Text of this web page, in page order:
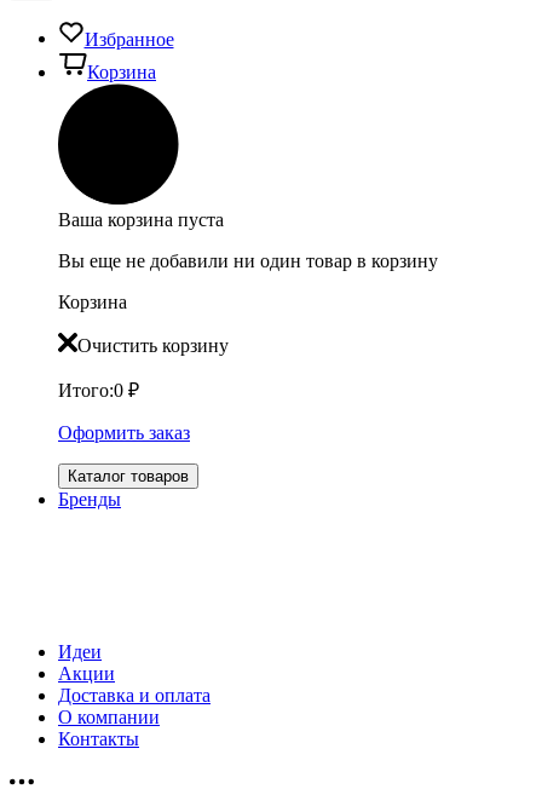
Избранное
Корзина
Ваша корзина пуста
Вы еще не добавили ни один товар в корзину
Корзина
Очистить корзину
Итого:0 ₽
Оформить заказ
Каталог товаров
Бренды
Идеи
Акции
Доставка и оплата
О компании
Контакты